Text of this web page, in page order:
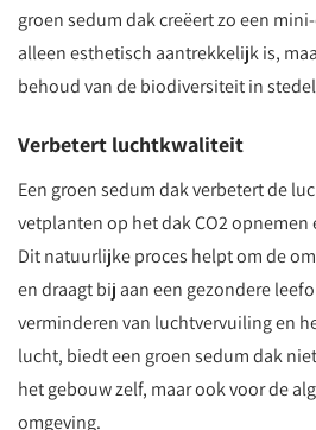
groen sedum dak creëert zo een
alleen esthetisch aantrekkelijk is,
behoud van de biodiversiteit in
Verbetert luchtkwaliteit
Een groen sedum dak verbetert de
vetplanten op het dak CO2
Dit natuurlijke proces helpt om de
en draagt bij aan een gezondere
verminderen van luchtvervuiling en
lucht, biedt een groen sedum dak
het gebouw zelf, maar ook voor de
omgeving.